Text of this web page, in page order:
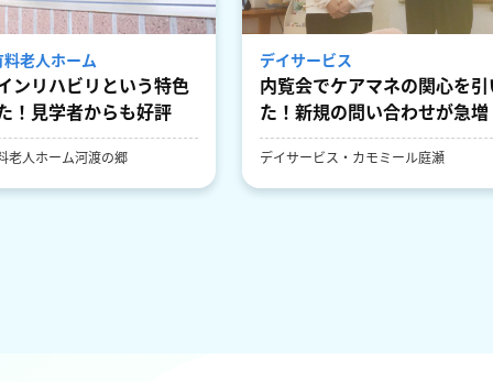
老人ホーム
ンリハビリという特色
！見学者からも好評
老人ホーム河渡の郷
デイサービス
内覧会でケアマネの関心を
た！新規の問い合わせが急増
デイサービス・カモミール庭瀬